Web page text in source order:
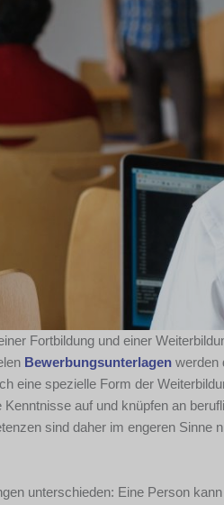
Fortbildung und einer
Bewerbungsunterlagen werden
eine spezielle Form der
auf und knüpfen an
sind daher im engeren
unterschieden: Eine Person